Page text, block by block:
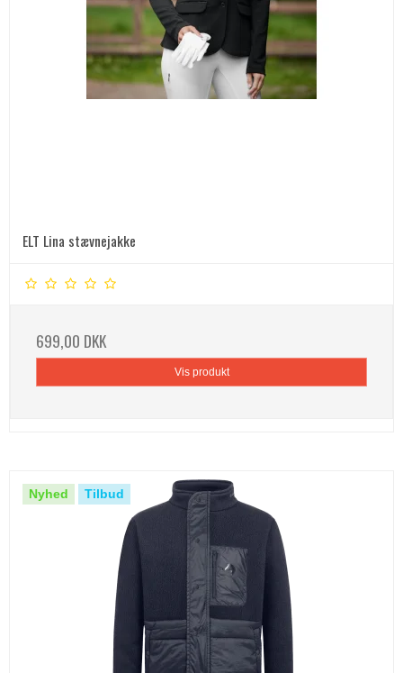
ELT Lina stævnejakke
699,00 DKK
Vis produkt
Nyhed Tilbud